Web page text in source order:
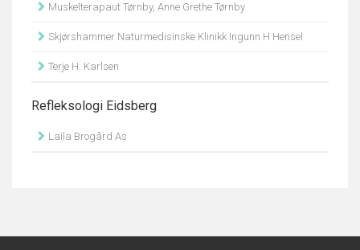
Muskelterapaut Tørnby, Anne Grethe Tørnby
Skjørshammer Naturmedisinske Klinikk Ingunn H Hensel
Terje H. Karlsen
Refleksologi Eidsberg
Laila Brogård As